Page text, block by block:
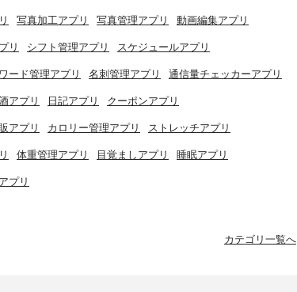
写真加工アプリ 写真管理アプリ 動画編集アプリ
リ シフト管理アプリ スケジュールアプリ
ード管理アプリ 名刺管理アプリ 通信量チェッカーアプリ
アプリ 日記アプリ クーポンアプリ
アプリ カロリー管理アプリ ストレッチアプリ
体重管理アプリ 目覚ましアプリ 睡眠アプリ
プリ
カテゴリ一覧へ